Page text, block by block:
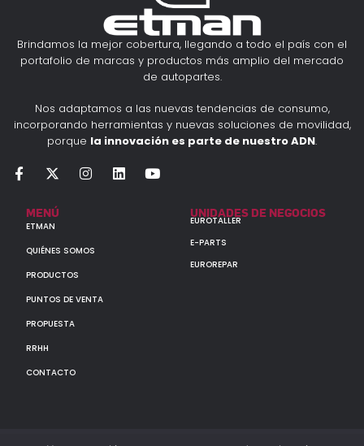
Brindamos la mejor cobertura, llegando a todo el país con el
portafolio de marcas y productos más amplio del mercado
de autopartes.
Nos adaptamos a las nuevas tendencias de consumo,
incorporando herramientas y nuevas soluciones de movilidad,
porque la innovación es parte de nuestro ADN.
MENÚ
ETMAN
QUIÉNES SOMOS
PRODUCTOS
PUNTOS DE VENTA
PROPUESTA
RRHH
CONTACTO
UNIDADES DE NEGOCIOS
EUROTALLER
E-PARTS
EUROREPAR